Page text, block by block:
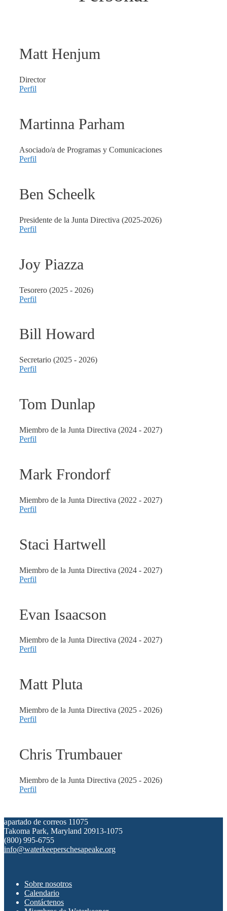
Matt Henjum
Director
Perfil
Martinna Parham
Asociado/a de Programas y Comunicaciones
Perfil
Ben Scheelk
Presidente de la Junta Directiva (2025-2026)
Perfil
Joy Piazza
Tesorero (2025 - 2026)
Perfil
Bill Howard
Secretario (2025 - 2026)
Perfil
Tom Dunlap
Miembro de la Junta Directiva (2024 - 2027)
Perfil
Mark Frondorf
Miembro de la Junta Directiva (2022 - 2027)
Perfil
Staci Hartwell
Miembro de la Junta Directiva (2024 - 2027)
Perfil
Evan Isaacson
Miembro de la Junta Directiva (2024 - 2027)
Perfil
Matt Pluta
Miembro de la Junta Directiva (2025 - 2026)
Perfil
Chris Trumbauer
Miembro de la Junta Directiva (2025 - 2026)
Perfil
apartado de correos 11075
Takoma Park, Maryland 20913-1075
(800) 995-6755
info@waterkeeperschesapeake.org
Sobre nosotros
Calendario
Contáctenos